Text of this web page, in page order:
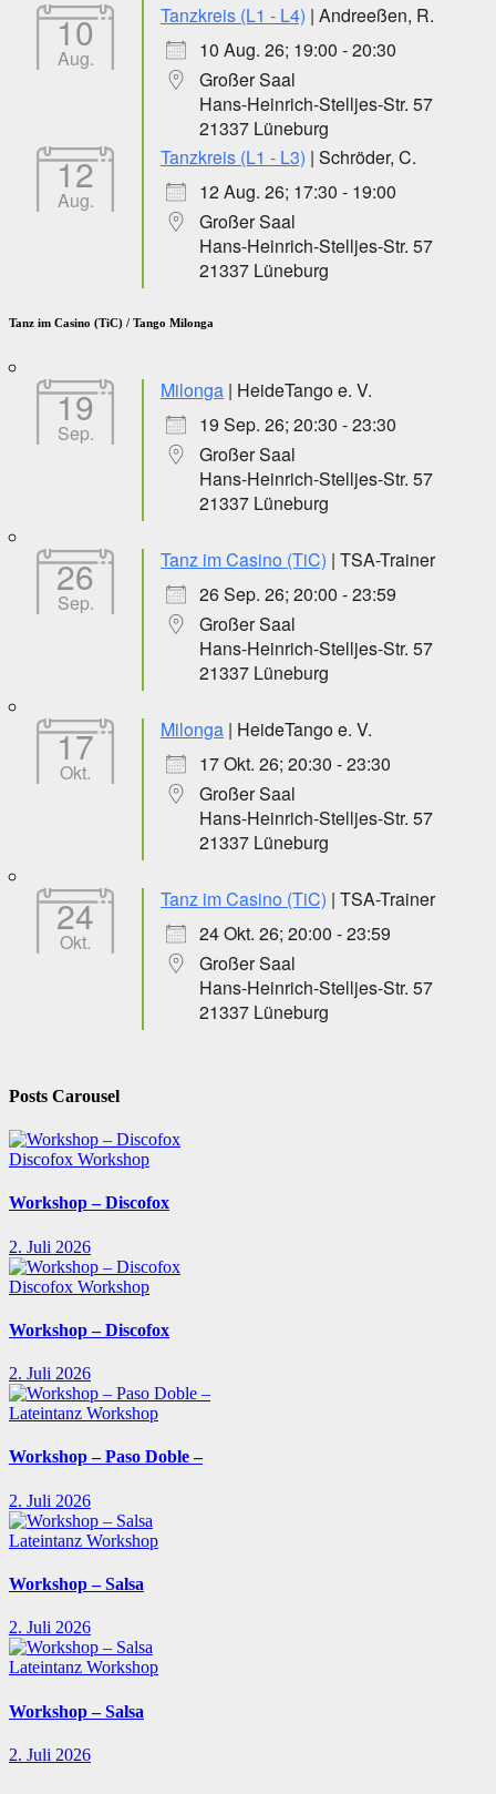
10
Aug.
Tanzkreis (L1 - L4) | Andreeßen, R.
10 Aug. 26; 19:00 - 20:30
Großer Saal
Hans-Heinrich-Stelljes-Str. 57
21337 Lüneburg
12
Aug.
Tanzkreis (L1 - L3) | Schröder, C.
12 Aug. 26; 17:30 - 19:00
Großer Saal
Hans-Heinrich-Stelljes-Str. 57
21337 Lüneburg
Tanz im Casino (TiC) / Tango Milonga
19
Sep.
Milonga | HeideTango e. V.
19 Sep. 26; 20:30 - 23:30
Großer Saal
Hans-Heinrich-Stelljes-Str. 57
21337 Lüneburg
26
Sep.
Tanz im Casino (TiC) | TSA-Trainer
26 Sep. 26; 20:00 - 23:59
Großer Saal
Hans-Heinrich-Stelljes-Str. 57
21337 Lüneburg
17
Okt.
Milonga | HeideTango e. V.
17 Okt. 26; 20:30 - 23:30
Großer Saal
Hans-Heinrich-Stelljes-Str. 57
21337 Lüneburg
24
Okt.
Tanz im Casino (TiC) | TSA-Trainer
24 Okt. 26; 20:00 - 23:59
Großer Saal
Hans-Heinrich-Stelljes-Str. 57
21337 Lüneburg
Posts Carousel
Discofox Workshop
Workshop – Discofox
2. Juli 2026
Discofox Workshop
Workshop – Discofox
2. Juli 2026
Lateintanz Workshop
Workshop – Paso Doble –
2. Juli 2026
Lateintanz Workshop
Workshop – Salsa
2. Juli 2026
Lateintanz Workshop
Workshop – Salsa
2. Juli 2026